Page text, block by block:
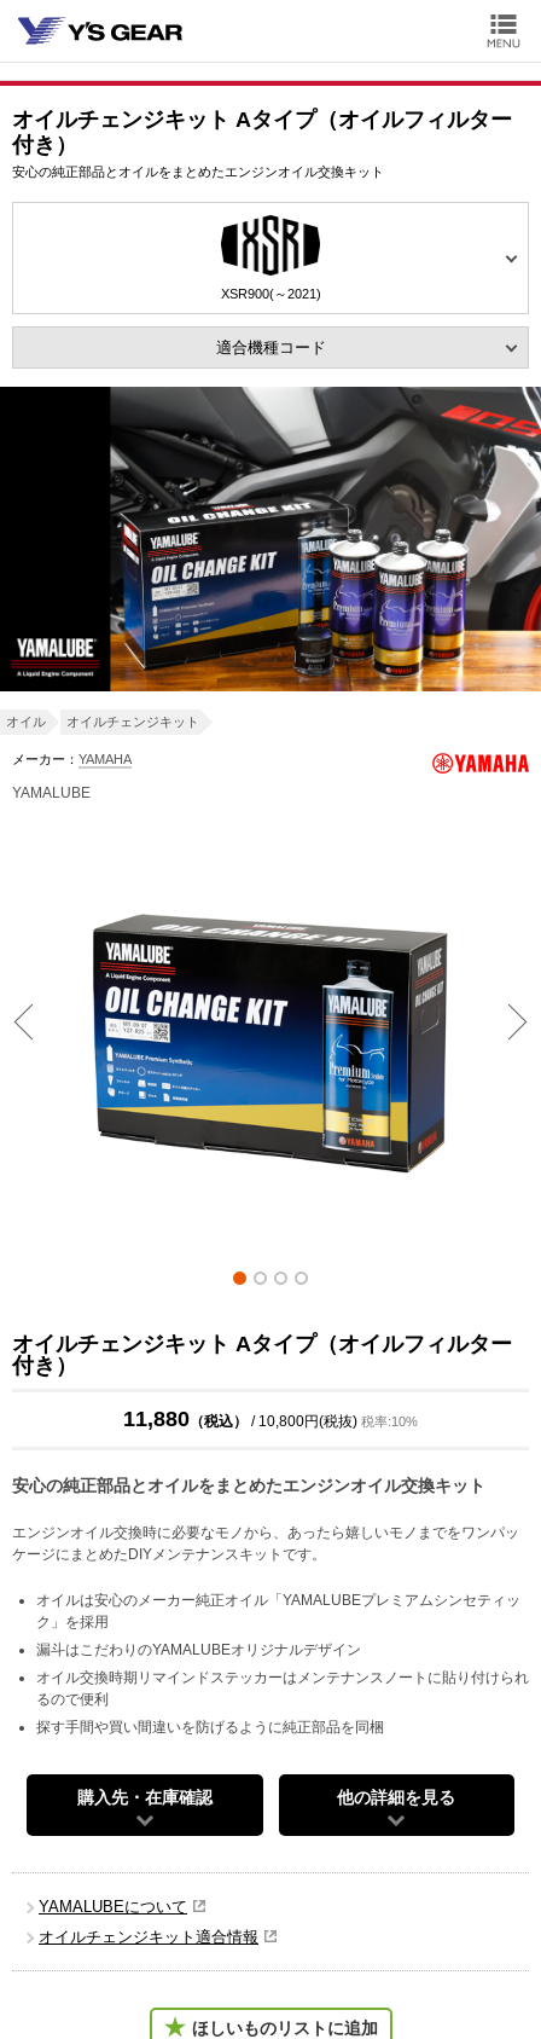
オイルチェンジキット Aタイプ（オイルフィルター
付き）
安心の純正部品とオイルをまとめたエンジンオイル交換キット
XSR900(～2021)
適合機種コード
オイル オイルチェンジキット
メーカー： YAMAHA
YAMALUBE
オイルチェンジキット Aタイプ（オイルフィルター
付き）
11,880 （税込） / 10,800円(税抜) 税率:10%
安心の純正部品とオイルをまとめたエンジンオイル交換キット
エンジンオイル交換時に必要なモノから、あったら嬉しいモノまでをワンパッ
ケージにまとめたDIYメンテナンスキットです。
オイルは安心のメーカー純正オイル「YAMALUBEプレミアムシンセティッ
ク」を採用
漏斗はこだわりのYAMALUBEオリジナルデザイン
オイル交換時期リマインドステッカーはメンテナンスノートに貼り付けられ
るので便利
探す手間や買い間違いを防げるように純正部品を同梱
購入先・在庫確認 他の詳細を見る
YAMALUBEについて
オイルチェンジキット適合情報
ほしいものリストに追加